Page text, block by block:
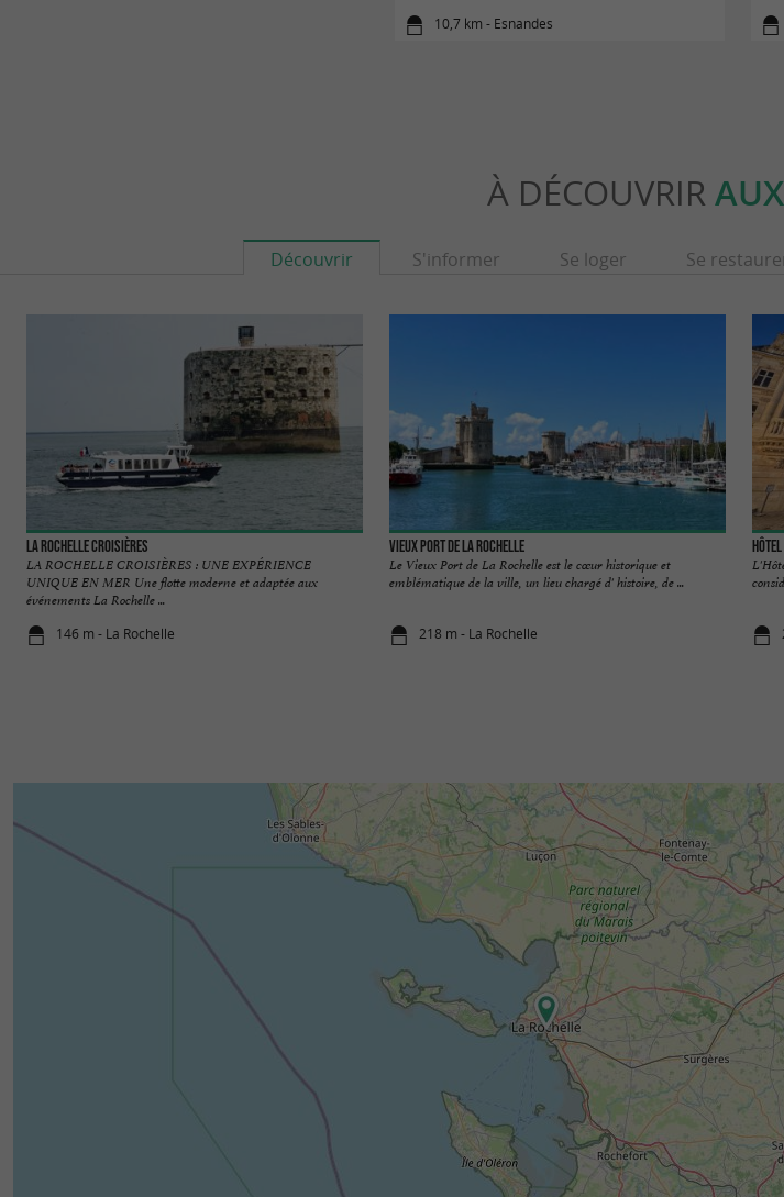
10,7 km - Esnandes
À DÉCOUVRIR
Découvrir S'informer Se loger Se
La Rochelle Croisières
LA ROCHELLE CROISIÈRES : UNE EXPÉRIENCE
UNIQUE EN MER Une flotte moderne et adaptée aux
événements La Rochelle ...
146 m - La Rochelle
Vieux Port de La Rochelle
Le Vieux Port de La Rochelle est le cœur historique et
emblématique de la ville, un lieu chargé d' histoire, de ...
218 m - La Rochelle